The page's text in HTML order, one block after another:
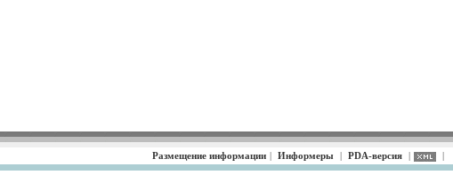
Размещение информации | Информеры | PDA-версия | |